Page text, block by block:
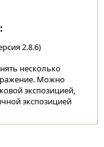
2.8.6)
несколько
Можно
экспозицией,
экспозицией